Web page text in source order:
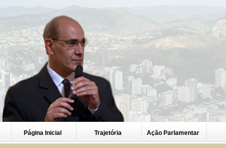
Página Inicial Trajetória Ação Parlamentar